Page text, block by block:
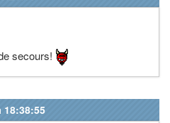
secours!
18:38:55